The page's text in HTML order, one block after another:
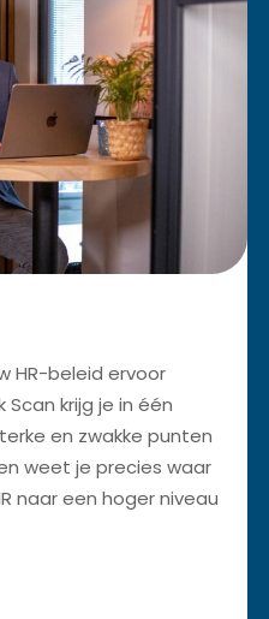
HR-beleid ervoor
Scan krijg je in één
en zwakke punten
weet je precies waar
naar een hoger niveau